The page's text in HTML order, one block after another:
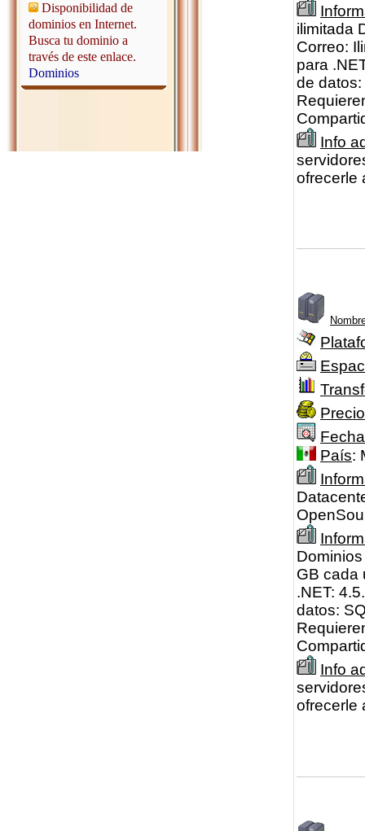
Disponibilidad de
dominios en Internet.
Busca tu dominio a
través de este enlace.
Dominios
ilimitada
Correo:
para
de
Info
ofrecerle
Precio
País:
GB cada
.NET:
datos:
Info
ofrecerle